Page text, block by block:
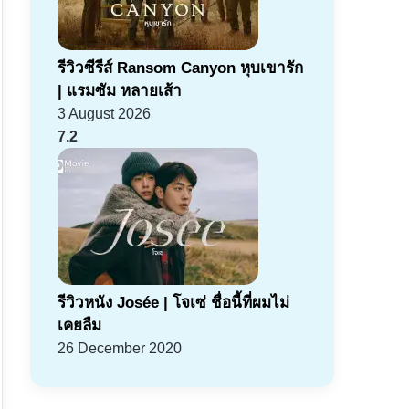
รีวิวซีรีส์ Ransom Canyon หุบเขารัก
| แรมซัม หลายเส้า
3 August 2026
7.2
รีวิวหนัง Josée | โจเซ่ ชื่อนี้ที่ผมไม่
เคยลืม
26 December 2020